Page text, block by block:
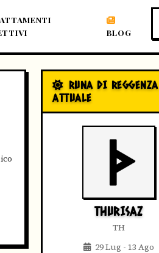
BLOG
RUNA DI REGGENZA
ATTUALE
THURISAZ
TH
29 Lug - 13 Ago